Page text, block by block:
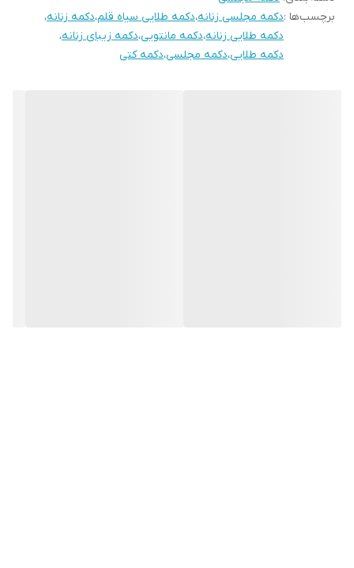
برچسب‌ها :دکمه مجلسی زنانه،دکمه طلایی سیاه قلم،دکمه زنانه،
دکمه طلایی زنانه،دکمه مانتویی،دکمه زیبای زنانه،
دکمه طلایی،دکمه مجلسی،دکمه کتی